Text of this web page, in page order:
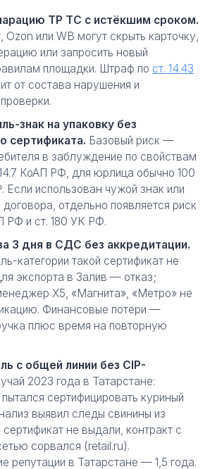
ТР ТС с истёкшим сроком.
или WB могут скрыть карточку,
или запросить новый
площадки. Штраф по ст. 14.43
от состава нарушения и
знак на упаковку без
сертификата. Базовый риск —
в заблуждение по свойствам
КоАП РФ, для юрлица обычно 100
использован чужой знак или
отдельно появляется риск
РФ и ст. 180 УК РФ.
3 дня в СДС без аккредитации.
категории такой сертификат не
экспорта в Залив — отказ;
X5, «Магнита», «Метро» не
Финансовые потери —
плюс время на повторную
с общей линии без CIP-
2023 года в Татарстане:
сертифицировать куриный
выявил следы свинины из
не выдали, контракт с
сорвался (retail.ru).
репутации в Татарстане — 1,5 года.